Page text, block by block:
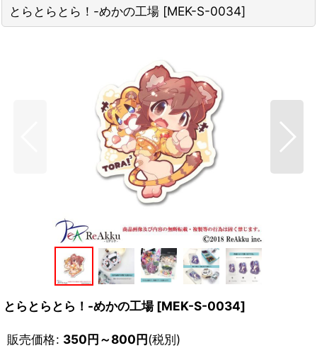
とらとらとら！-めかの工場 [MEK-S-0034]
とらとらとら！-めかの工場 [MEK-S-0034]
販売価格: 350円～800円(税別)